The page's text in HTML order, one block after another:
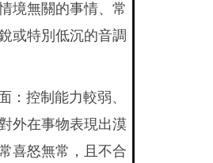
境無關的事情、常
或特別低沉的音調
：控制能力較弱、
外在事物表現出漠
喜怒無常，且不合